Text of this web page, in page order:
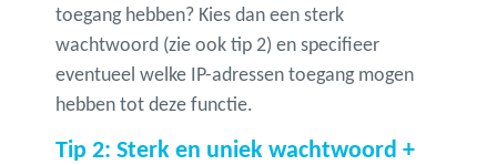
toegang hebben? Kies dan een sterk
wachtwoord (zie ook tip 2) en specifieer
eventueel welke IP-adressen toegang mogen
hebben tot deze functie.
Tip 2: Sterk en uniek wachtwoord +